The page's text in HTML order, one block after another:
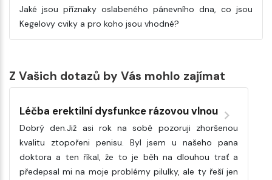
Jaké jsou příznaky oslabeného pánevního dna, co jsou
Kegelovy cviky a pro koho jsou vhodné?
Z Vašich dotazů by Vás mohlo zajímat
Léčba erektilní dysfunkce rázovou vlnou
Dobrý den.Již asi rok na sobě pozoruji zhoršenou
kvalitu ztopořeni penisu. Byl jsem u našeho pana
doktora a ten říkal, že to je běh na dlouhou trať a
předepsal mi na moje problémy pilulky, ale ty řeší jen